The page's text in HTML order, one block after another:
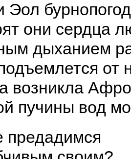
Эол
они сердца
дыханием
от
возникла
пучины вод
предадимся